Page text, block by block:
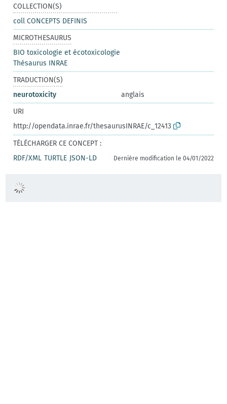
COLLECTION(S)
coll CONCEPTS DEFINIS
MICROTHESAURUS
BIO toxicologie et écotoxicologie
Thésaurus INRAE
TRADUCTION(S)
neurotoxicity
anglais
URI
http://opendata.inrae.fr/thesaurusINRAE/c_12413
TÉLÉCHARGER CE CONCEPT :
RDF/XML TURTLE JSON-LD Dernière modification le 04/01/2022